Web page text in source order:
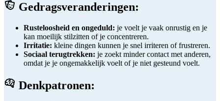
Gedragsveranderingen:
Rusteloosheid en ongeduld: je voelt je vaak onrustig en je
kan moeilijk stilzitten of je concentreren.
Irritatie: kleine dingen kunnen je snel irriteren of frustreren.
Sociaal terugtrekken: je zoekt minder contact met anderen,
omdat je je ongemakkelijk voelt of je niet gesteund voelt.
Denkpatronen: